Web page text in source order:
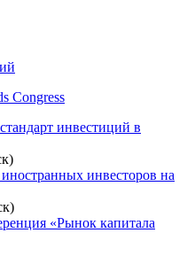
Congress
инвестиций в
инвесторов на
«Рынок капитала